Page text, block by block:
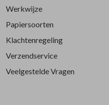
Werkwijze
Papiersoorten
Klachtenregeling
Verzendservice
Veelgestelde Vragen